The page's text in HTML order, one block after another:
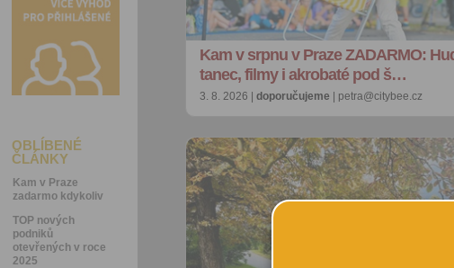
OBLÍBENÉ
ČLÁNKY
Kam v Praze
zadarmo kdykoliv
TOP nových
podniků
otevřených v roce
2025
Kam v srpnu v Praze ZADARMO:
tanec, filmy i akrobaté pod š…
3. 8. 2026 | doporučujeme | petra@citybee.cz